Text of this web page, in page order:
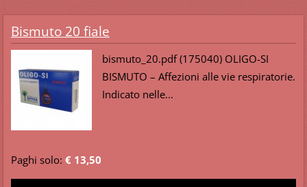
Bismuto 20 fiale
bismuto_20.pdf (175040) OLIGO-SI
BISMUTO – Affezioni alle vie respiratorie.
Indicato nelle...
Paghi solo: € 13,50